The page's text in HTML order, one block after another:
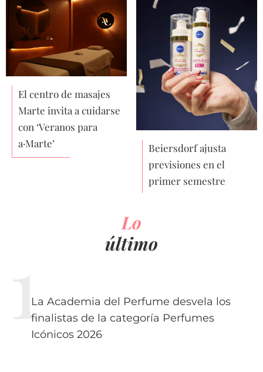
El centro de masajes
Marte invita a cuidarse
con ‘Veranos para
a·Marte’
Beiersdorf ajusta
previsiones en el
primer semestre
Lo
último
La Academia del Perfume desvela los
finalistas de la categoría Perfumes
Icónicos 2026